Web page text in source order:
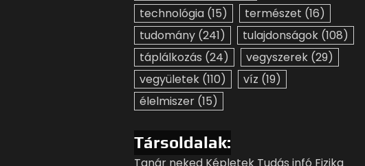
technológia (15) természet (16)
tudomány (241) tulajdonságok (108)
táplálkozás (24) vegyszerek (29)
vegyületek (110) víz (19)
élelmiszer (15)
Társoldalak: